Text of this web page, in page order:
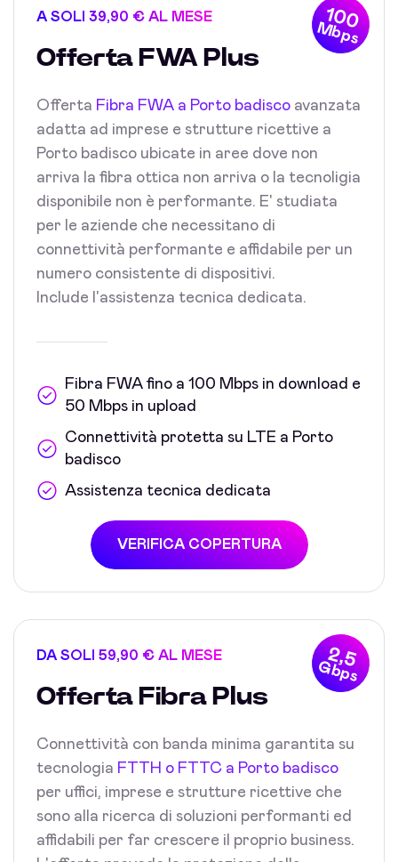
100
Mbps
A SOLI 39,90 € AL MESE
Offerta FWA Plus
Offerta Fibra FWA a Porto badisco avanzata
adatta ad imprese e strutture ricettive a
Porto badisco ubicate in aree dove non
arriva la fibra ottica non arriva o la tecnoligia
disponibile non è performante. E' studiata
per le aziende che necessitano di
connettività performante e affidabile per un
numero consistente di dispositivi.
Include l'assistenza tecnica dedicata.
Fibra FWA fino a 100 Mbps in download e
50 Mbps in upload
Connettività protetta su LTE a Porto
badisco
Assistenza tecnica dedicata
VERIFICA COPERTURA
2,5
Gbps
DA SOLI 59,90 € AL MESE
Offerta Fibra Plus
Connettività con banda minima garantita su
tecnologia FTTH o FTTC a Porto badisco
per uffici, imprese e strutture ricettive che
sono alla ricerca di soluzioni performanti ed
affidabili per far crescere il proprio business.